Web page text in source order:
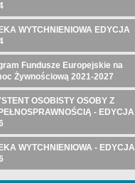
WYTCHNIENIOWA EDYCJA
Fundusze Europejskie na
Żywnościową 2021-2027
OSOBISTY OSOBY Z
- EDYCJA
WYTCHNIENIOWA - EDYCJA